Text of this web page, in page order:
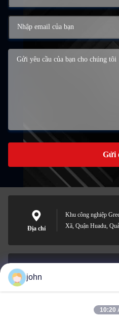
Gửi
Địa chỉ
Khu công nghiệp
Xã, Quận Huadu,
john
10:20